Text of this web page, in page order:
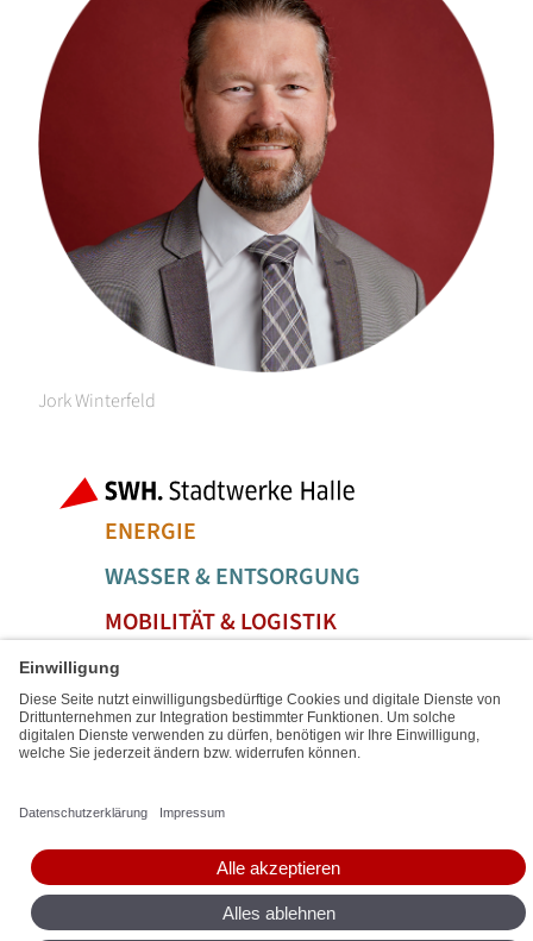
Jork Winterfeld
Bereiche der
ENERGIE
WASSER & ENTSORGUNG
MOBILITÄT & LOGISTIK
SERVICE & FREIZEIT
Service Links
IMPRESSUM SITEMAP
BARRIEREFREIHEIT DIGITALE DIENSTE